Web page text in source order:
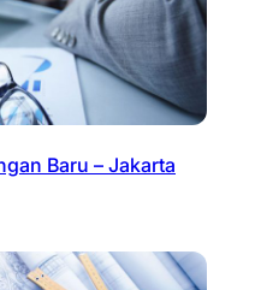
Baru – Jakarta